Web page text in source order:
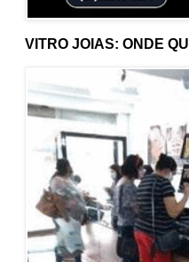
VITRO JOIAS: ONDE